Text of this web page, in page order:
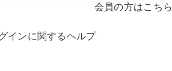
会員の方はこちら
インに関するヘルプ